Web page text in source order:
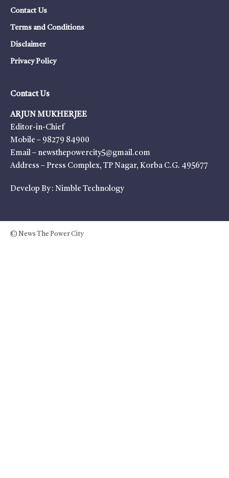
Contact Us
Terms and Conditions
Disclaimer
Privacy Policy
Contact Us
ARJUN MUKHERJEE
Editor-in-Chief
Mobile – 98279 84900
Email – newsthepowercity5@gmail.com
Address – Press Complex, TP Nagar, Korba C.G. 495677
Develop By : Nimble Technology
© News The Power City